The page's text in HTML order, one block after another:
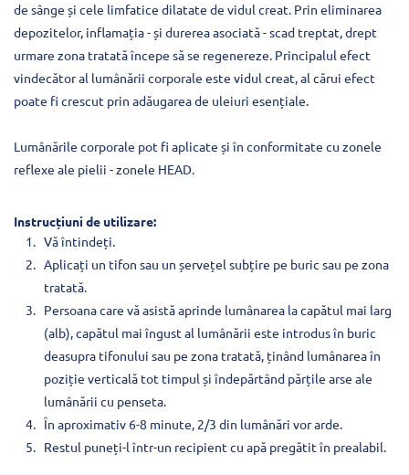
de sânge și cele limfatice dilatate de vidul creat. Prin eliminarea
depozitelor, inflamația - și durerea asociată - scad treptat, drept
urmare zona tratată începe să se regenereze. Principalul efect
vindecător al lumânării corporale este vidul creat, al cărui efect
poate fi crescut prin adăugarea de uleiuri esențiale.
Lumânările corporale pot fi aplicate și în conformitate cu zonele
reflexe ale pielii - zonele HEAD.
Instrucțiuni de utilizare:
Vă întindeți.
Aplicați un tifon sau un șervețel subțire pe buric sau pe zona
tratată.
Persoana care vă asistă aprinde lumânarea la capătul mai larg
(alb), capătul mai îngust al lumânării este introdus în buric
deasupra tifonului sau pe zona tratată, ținând lumânarea în
poziție verticală tot timpul și îndepărtând părțile arse ale
lumânării cu penseta.
În aproximativ 6-8 minute, 2/3 din lumânări vor arde.
Restul puneți-l într-un recipient cu apă pregătit în prealabil.